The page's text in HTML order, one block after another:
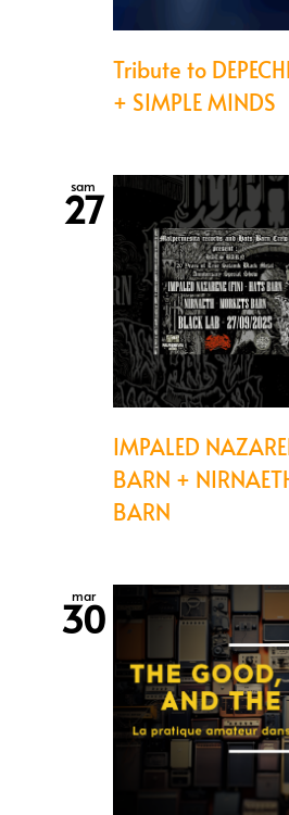
Tribute to
+ SIMPLE MINDS
sam
27
IMPALED
BARN +
BARN
mar
30